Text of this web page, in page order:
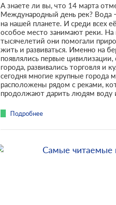
А знаете ли вы, что 14 марта
Международный день рек? Вода
на нашей планете. И среди всех
особое место занимают реки. На
тысячелетий они помогали
жить и развиваться. Именно на
появлялись первые цивилизации,
города, развивались торговля и
сегодня многие крупные города
расположены рядом с реками,
продолжают дарить людям воду
Подробнее